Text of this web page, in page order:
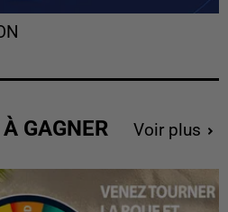
GAGNER Voir plus